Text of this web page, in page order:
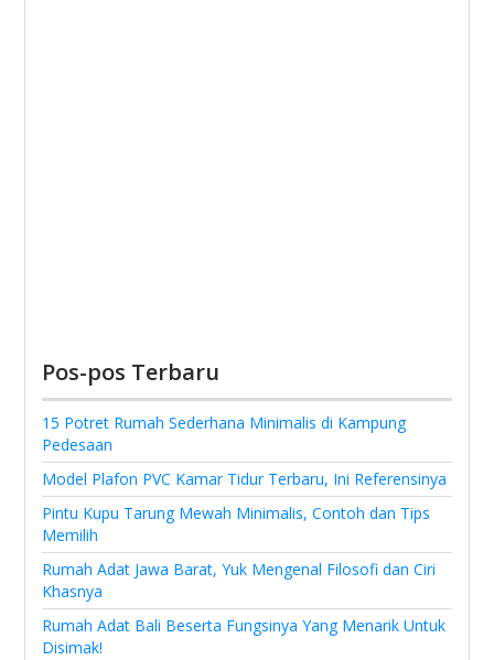
Pos-pos Terbaru
15 Potret Rumah Sederhana Minimalis di Kampung
Pedesaan
Model Plafon PVC Kamar Tidur Terbaru, Ini Referensinya
Pintu Kupu Tarung Mewah Minimalis, Contoh dan Tips
Memilih
Rumah Adat Jawa Barat, Yuk Mengenal Filosofi dan Ciri
Khasnya
Rumah Adat Bali Beserta Fungsinya Yang Menarik Untuk
Disimak!